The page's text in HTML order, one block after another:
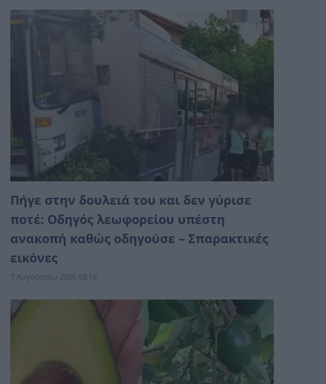
Πήγε στην δουλειά του και δεν γύρισε
ποτέ: Οδηγός λεωφορείου υπέστη
ανακοπή καθώς οδηγούσε – Σπαρακτικές
εικόνες
7 Αυγούστου 2026 03:16